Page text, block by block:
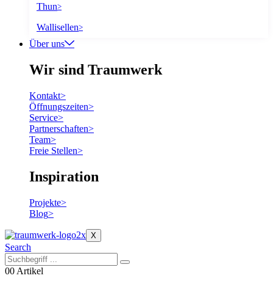
Thun>
Wallisellen>
Über uns
Wir sind Traumwerk
Kontakt>
Öffnungszeiten>
Service>
Partnerschaften>
Team>
Freie Stellen>
Inspiration
Projekte>
Blog>
X
Search
00 Artikel